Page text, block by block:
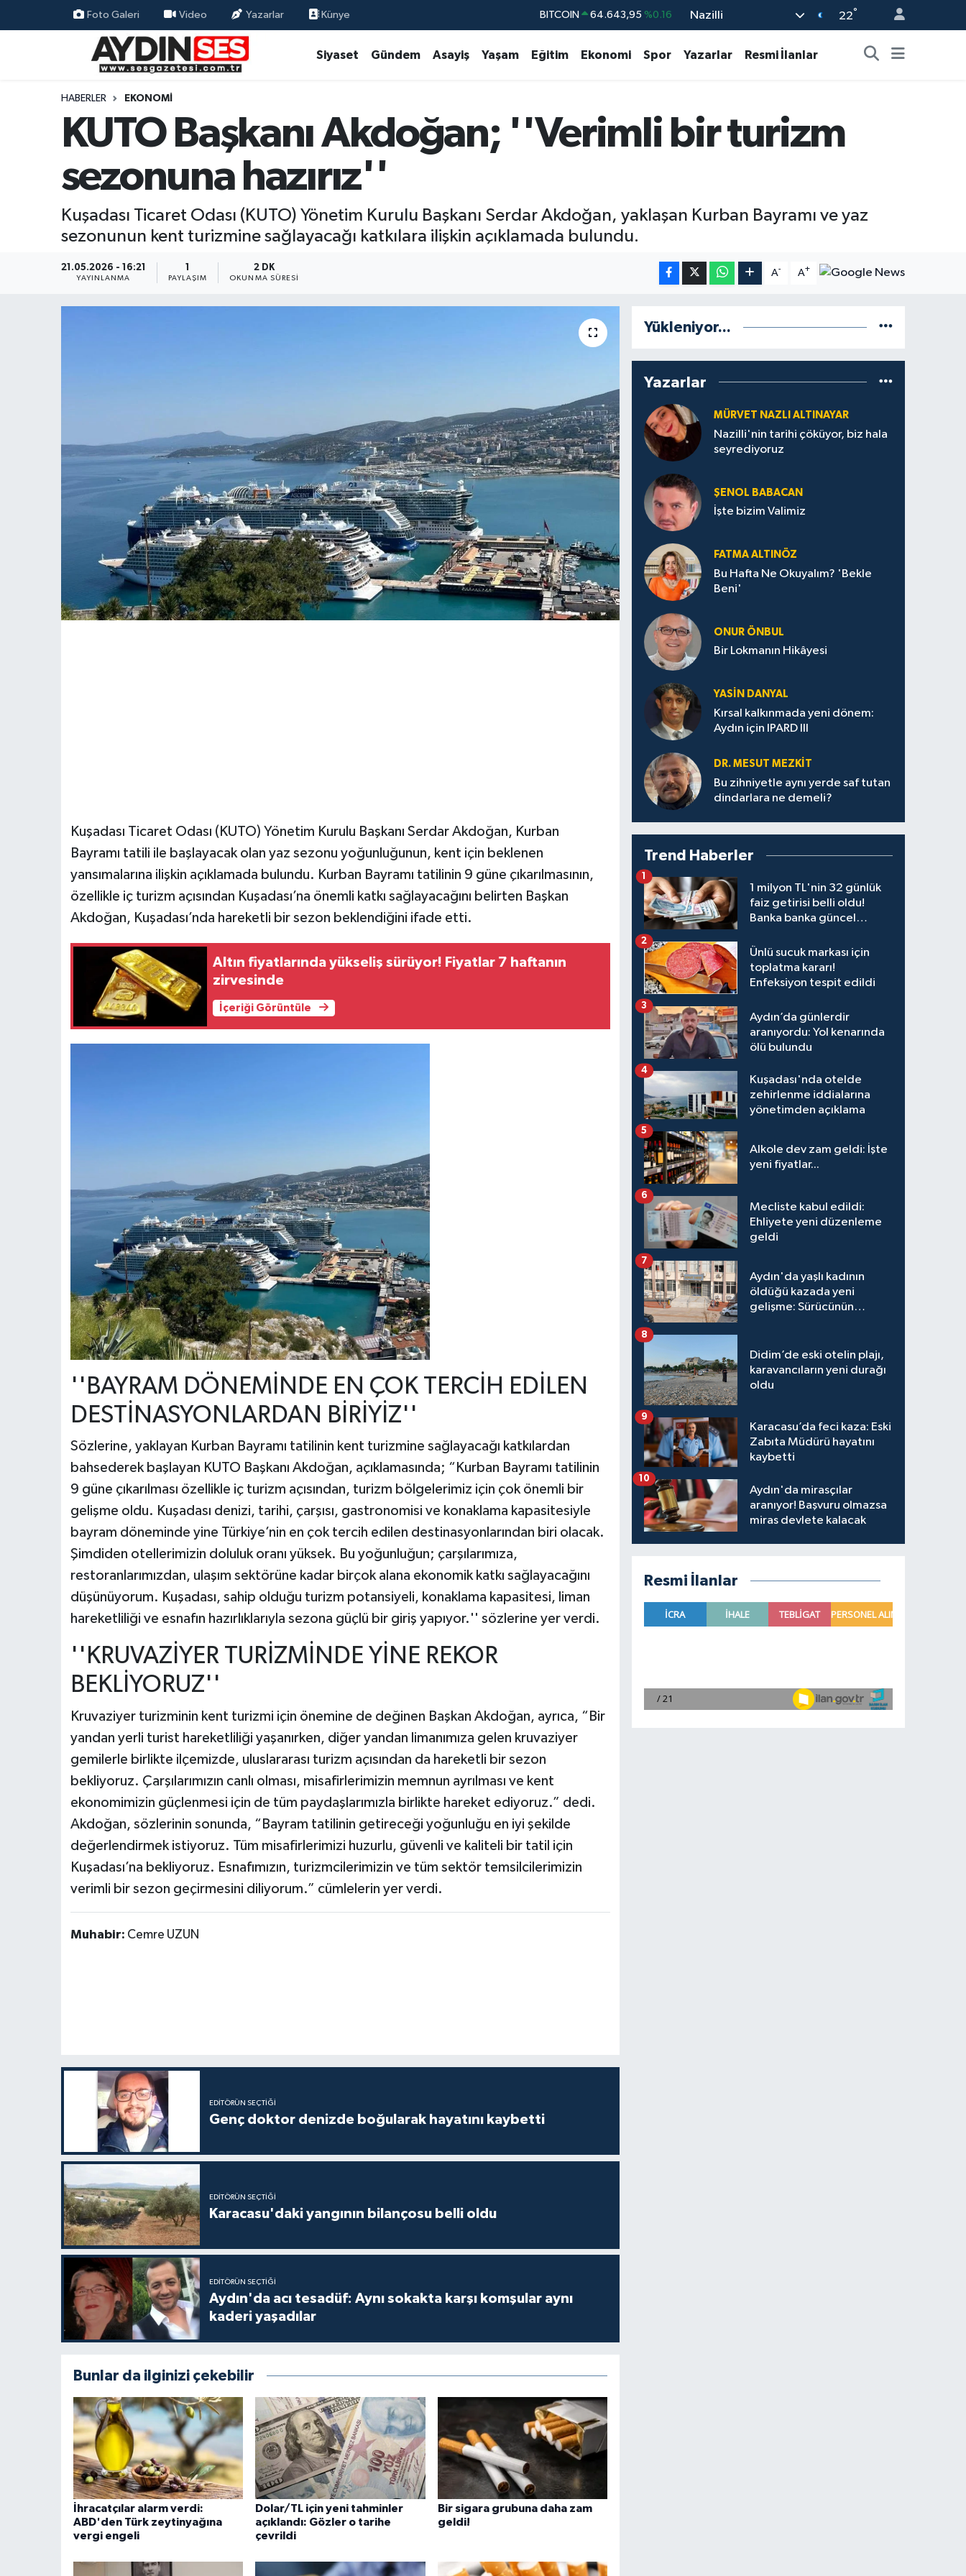
Foto Galeri Video Yazarlar Künye BITCOIN 64.643,95 %0.16
EURO 55,0406 %-0.08
6500.87 %0.12
BİST100
Nazilli 22°
Siyaset Gündem Asayiş Yaşam Eğitim Ekonomi Spor Yazarlar Resmi İlanlar
HABERLER EKONOMI
KUTO Başkanı Akdoğan; ''Verimli bir turizm
sezonuna hazırız''
Kuşadası Ticaret Odası (KUTO) Yönetim Kurulu Başkanı Serdar Akdoğan, yaklaşan Kurban Bayramı ve yaz
sezonunun kent turizmine sağlayacağı katkılara ilişkin açıklamada bulundu.
21.05.2026 - 16:21
YAYINLANMA PAYLAŞIM
2 DK
OKUNMA SÜRESI
A- A+
Kuşadası Ticaret Odası (KUTO) Yönetim Kurulu Başkanı Serdar Akdoğan, Kurban
Bayramı tatili ile başlayacak olan yaz sezonu yoğunluğunun, kent için beklenen
yansımalarına ilişkin açıklamada bulundu. Kurban Bayramı tatilinin 9 güne çıkarılmasının,
özellikle iç turizm açısından Kuşadası’na önemli katkı sağlayacağını belirten Başkan
Akdoğan, Kuşadası’nda hareketli bir sezon beklendiğini ifade etti.
Altın fiyatlarında yükseliş sürüyor! Fiyatlar 7 haftanın
zirvesinde
İçeriği Görüntüle
''BAYRAM DÖNEMİNDE EN ÇOK TERCİH EDİLEN
DESTİNASYONLARDAN BİRİYİZ''
Sözlerine, yaklayan Kurban Bayramı tatilinin kent turizmine sağlayacağı katkılardan
bahsederek başlayan KUTO Başkanı Akdoğan, açıklamasında; “Kurban Bayramı tatilinin
9 güne çıkarılması özellikle iç turizm açısından, turizm bölgelerimiz için çok önemli bir
gelişme oldu. Kuşadası denizi, tarihi, çarşısı, gastronomisi ve konaklama kapasitesiyle
bayram döneminde yine Türkiye’nin en çok tercih edilen destinasyonlarından biri olacak.
Şimdiden otellerimizin doluluk oranı yüksek. Bu yoğunluğun; çarşılarımıza,
restoranlarımızdan, ulaşım sektörüne kadar birçok alana ekonomik katkı sağlayacağını
düşünüyorum. Kuşadası, sahip olduğu turizm potansiyeli, konaklama kapasitesi, liman
hareketliliği ve esnafın hazırlıklarıyla sezona güçlü bir giriş yapıyor.'' sözlerine yer verdi.
''KRUVAZİYER TURİZMİNDE YİNE REKOR
BEKLİYORUZ''
Kruvaziyer turizminin kent turizmi için önemine de değinen Başkan Akdoğan, ayrıca, “Bir
yandan yerli turist hareketliliği yaşanırken, diğer yandan limanımıza gelen kruvaziyer
gemilerle birlikte ilçemizde, uluslararası turizm açısından da hareketli bir sezon
bekliyoruz. Çarşılarımızın canlı olması, misafirlerimizin memnun ayrılması ve kent
ekonomimizin güçlenmesi için de tüm paydaşlarımızla birlikte hareket ediyoruz.” dedi.
Akdoğan, sözlerinin sonunda, “Bayram tatilinin getireceği yoğunluğu en iyi şekilde
değerlendirmek istiyoruz. Tüm misafirlerimizi huzurlu, güvenli ve kaliteli bir tatil için
Kuşadası’na bekliyoruz. Esnafımızın, turizmcilerimizin ve tüm sektör temsilcilerimizin
verimli bir sezon geçirmesini diliyorum.” cümlelerin yer verdi.
Muhabir: Cemre UZUN
EDITÖRÜN SEÇTIĞI
Genç doktor denizde boğularak hayatını kaybetti
EDITÖRÜN SEÇTIĞI
Karacasu'daki yangının bilançosu belli oldu
EDITÖRÜN SEÇTIĞI
Aydın'da acı tesadüf: Aynı sokakta karşı komşular aynı
kaderi yaşadılar
Bunlar da ilginizi çekebilir
İhracatçılar alarm verdi:
ABD'den Türk zeytinyağına
vergi engeli
Dolar/TL için yeni tahminler
açıklandı: Gözler o tarihe
çevrildi
Bir sigara grubuna daha zam
geldi!
Yükleniyor...
Yazarlar
MÜRVET NAZLI ALTINAYAR
Nazilli'nin tarihi çöküyor, biz hala
seyrediyoruz
ŞENOL BABACAN
İşte bizim Valimiz
FATMA ALTINÖZ
Bu Hafta Ne Okuyalım? 'Bekle
Beni'
ONUR ÖNBUL
Bir Lokmanın Hikâyesi
YASIN DANYAL
Kırsal kalkınmada yeni dönem:
Aydın için IPARD III
DR. MESUT MEZKIT
Bu zihniyetle aynı yerde saf tutan
dindarlara ne demeli?
Trend Haberler
1 milyon TL'nin 32 günlük
faiz getirisi belli oldu!
Banka banka güncel
1
Ünlü sucuk markası için
toplatma kararı!
Enfeksiyon tespit edildi
2
Aydın’da günlerdir
aranıyordu: Yol kenarında
ölü bulundu
3
Kuşadası'nda otelde
zehirlenme iddialarına
yönetimden açıklama
4
Alkole dev zam geldi: İşte
yeni fiyatlar...
5
Mecliste kabul edildi:
Ehliyete yeni düzenleme
geldi
6
Aydın'da yaşlı kadının
öldüğü kazada yeni
gelişme: Sürücünün
7
Didim’de eski otelin plajı,
karavancıların yeni durağı
oldu
8
Karacasu’da feci kaza: Eski
Zabıta Müdürü hayatını
kaybetti
9
Aydın'da mirasçılar
aranıyor! Başvuru olmazsa
miras devlete kalacak
10
Resmi İlanlar
Siyaset
Eğitim
Kültür Sanat
Aydın Nöbetçi Eczaneler
Aydin Namaz Vakitleri
Tüm Manşetler
Son Dakika Haberleri